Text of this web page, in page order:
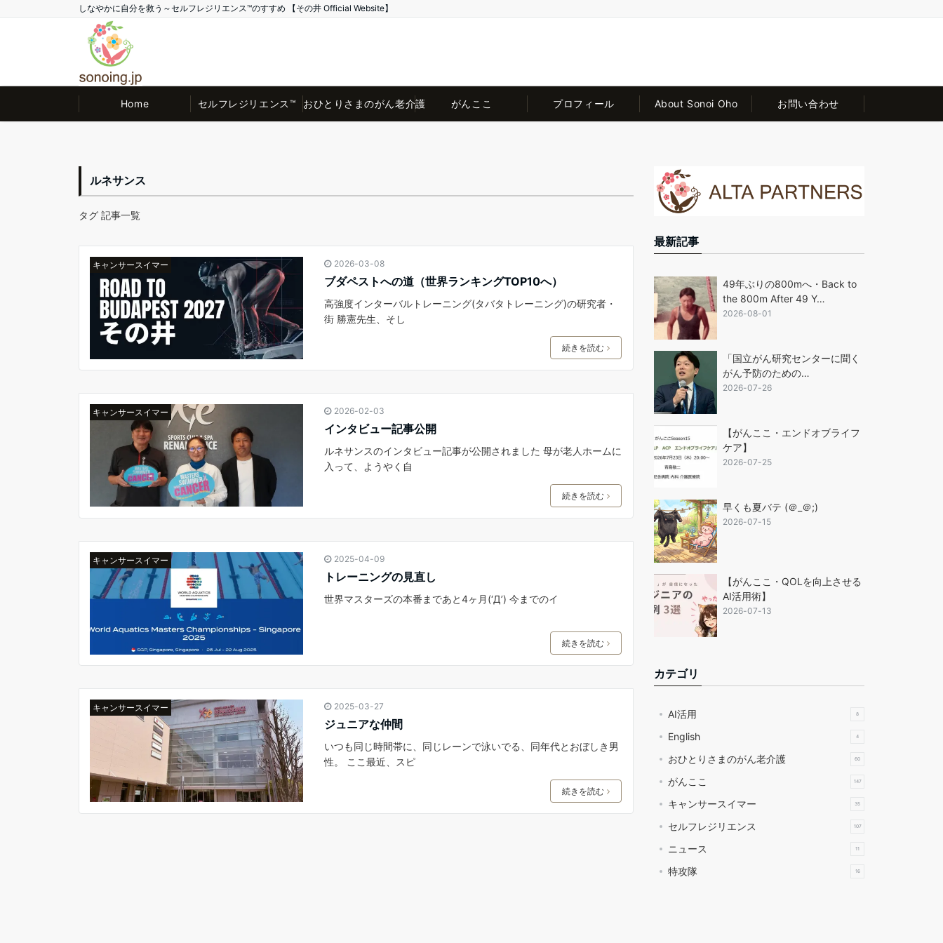
しなやかに自分を救う～セルフレジリエンス™のすすめ 【その井 Official Website】
Home セルフレジリエンス™ おひとりさまのがん老介護 がんここ プロフィール About Sonoi Oho お問い合わせ
ルネサンス
タグ 記事一覧
キャンサースイマー 2026-03-08
ブダペストへの道（世界ランキングTOP10へ）
高強度インターバルトレーニング(タバタトレーニング)の研究者・
街 勝憲先生、そし
続きを読む
キャンサースイマー 2026-02-03
インタビュー記事公開
ルネサンスのインタビュー記事が公開されました 母が老人ホームに
入って、ようやく自
続きを読む
キャンサースイマー 2025-04-09
トレーニングの見直し
世界マスターズの本番まであと4ヶ月(‘Д’) 今までのイ
続きを読む
キャンサースイマー 2025-03-27
ジュニアな仲間
いつも同じ時間帯に、同じレーンで泳いでる、同年代とおぼしき男
性。 ここ最近、スピ
続きを読む
最新記事
49年ぶりの800mへ・Back to
the 800m After 49 Y…
2026-08-01
「国立がん研究センターに聞く
がん予防のための…
2026-07-26
【がんここ・エンドオブライフ
ケア】
2026-07-25
早くも夏バテ (＠_＠;)
2026-07-15
【がんここ・QOLを向上させる
AI活用術】
2026-07-13
カテゴリ
AI活用 8
English 4
おひとりさまのがん老介護 60
がんここ 147
キャンサースイマー 35
セルフレジリエンス 107
ニュース 11
特攻隊 16